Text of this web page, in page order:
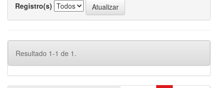
Registro(s)
Resultado 1-1 de 1.